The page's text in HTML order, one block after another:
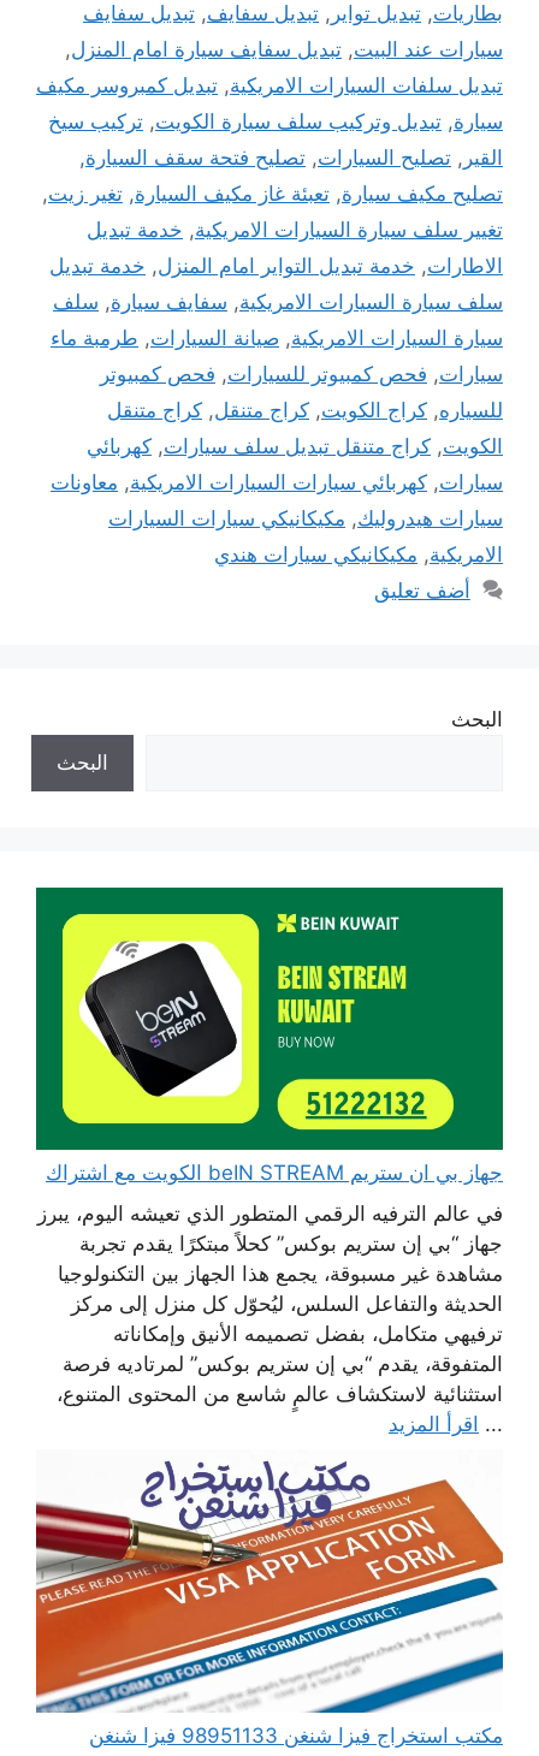
بطاريات, تبديل تواير , تبديل سفايف, تبديل سفايف
سيارات عند البيت, تبديل سفايف سيارة امام المنزل,
تبديل سلفات السيارات الامريكية, تبديل كمبروسر مكيف
سيارة, تبديل وتركيب سلف سيارة الكويت, تركيب سيخ
القير , تصليح السيارات, تصليح فتحة سقف السيارة,
تصليح مكيف سيارة, تعبئة غاز مكيف السيارة, تغير زيت,
تغيير سلف سيارة السيارات الامريكية, خدمة تبديل
الاطارات, خدمة تبديل التواير امام المنزل, خدمة تبديل
سلف سيارة السيارات الامريكية, سفايف سيارة, سلف
سيارة السيارات الامريكية, صيانة السيارات, طرمبة ماء
سيارات, فحص كمبيوتر للسيارات, فحص كمبيوتر
للسياره, كراج الكويت, كراج متنقل, كراج متنقل
الكويت, كراج متنقل تبديل سلف سيارات, كهربائي
سيارات, كهربائي سيارات السيارات الامريكية, معاونات
سيارات هيدروليك, مكيكانيكي سيارات السيارات
الامريكية, مكيكانيكي سيارات هندي
أضف تعليق
البحث
البحث
جهاز بي ان ستريم beIN STREAM الكويت مع اشتراك
في عالم الترفيه الرقمي المتطور الذي تعيشه اليوم، يبرز
جهاز “بي إن ستريم بوكس” كحلاً مبتكرًا يقدم تجربة
مشاهدة غير مسبوقة، يجمع هذا الجهاز بين التكنولوجيا
الحديثة والتفاعل السلس، ليُحوّل كل منزل إلى مركز
ترفيهي متكامل، بفضل تصميمه الأنيق وإمكاناته
المتفوقة، يقدم “بي إن ستريم بوكس” لمرتاديه فرصة
استثنائية لاستكشاف عالمٍ شاسع من المحتوى المتنوع،
... اقرأ المزيد
مكتب استخراج فيزا شنغن 98951133 فيزا شنغن